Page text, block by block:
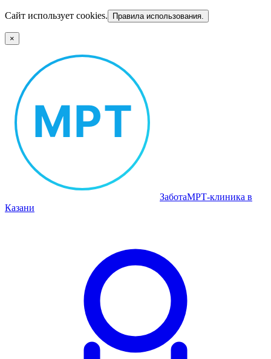
Сайт использует cookies. Правила использования.
×
ЗаботаМРТ‑клиника в
Казани